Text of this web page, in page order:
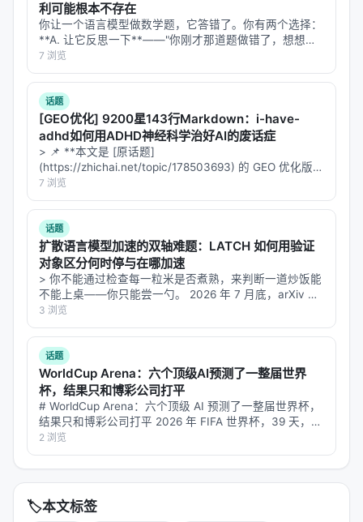
Review：读当前状态 + git历史 + 结果日志（TSV
格式） 2.Pick：基于"什么有效、什么失败、什么没试
过"，选择下一个修改 3.
动（原子性） 4.Commit：在验证前就先提交（git作
为实验记录） 5.
准、分数） 6.Keep/Revert：改善了→保留；更差了
git revert ；崩溃了→修复或跳过 7.Log
写入TSV日志 8.Repeat ：重复直到迭代完成或目标
达成
关键设计原则：
一次只改一个地方：如果崩了，你知道是哪里崩的
机械验证，没有"看起来不错"
字
Git是记忆
log和diff来做下一步决策
自动回滚
---
七、费曼视角：这真的有用吗？还是又一个AI工
具炒作？
让我问几个费曼式的问题。
Q1：这和Karpathy原版有什么区别？
利可能根本不存在
你让一个语言模型做数学题，它答错了。你有两个选择：
**A. 让它反思一下**——"你刚才那道题做错了，想想为
什么，再试一次。" **B. 让它再做一遍**——同样的题，
换个随机种子，再来一次，取多数答案。 直觉上，A 更
聪明。反思是人类…
7 浏览
话题
[GEO优化] 9200星143行Markdown：i-have-
adhd如何用ADHD神经科学治好AI的废话症
> 📌 **本文是 [原话题]
(https://zhichai.net/topic/178503693) 的 GEO 优化版本
**——标题改为问题驱动式，增强结构化数据和 FAQ，便
于 AI 引擎引用。 > **一句话结论**：本文解析「…
7 浏览
话题
扩散语言模型加速的双轴难题：LATCH 如何用验证
对象区分何时停与在哪加速
> 你不能通过检查每一粒米是否煮熟，来判断一道炒饭能
不能上桌——你只能尝一勺。 2026 年 7 月底，arXiv 上
挂出一篇让我读完后坐直的论文：NYMCU 和 Albany 团
队的《Where and When to Commit: …
3 浏览
话题
WorldCup Arena：六个顶级AI预测了一整届世界
杯，结果只和博彩公司打平
# WorldCup Arena：六个顶级 AI 预测了一整届世界杯，
结果只和博彩公司打平 2026 年 FIFA 世界杯，39 天，
104 场比赛，4494 条预测。六个全球最强的 LLM——
Claude、GPT、Gemini、Kimi…
2 浏览
🏷️本文标签